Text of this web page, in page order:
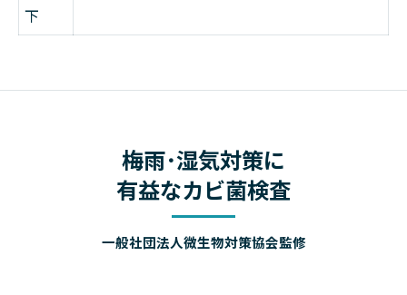
下
梅雨･湿気対策に
有益なカビ菌検査
一般社団法人微生物対策協会監修